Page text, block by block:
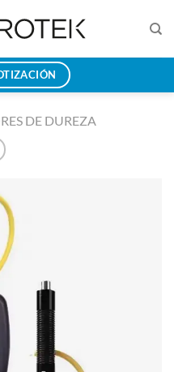
DE DUREZA